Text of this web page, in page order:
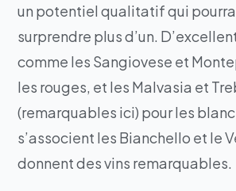
un potentiel qualitatif qui
surprendre plus d’un.
comme les Sangiovese et
les rouges, et les Malvasia et
(remarquables ici) pour les
s’associent les Bianchello et le
donnent des vins remarquables.